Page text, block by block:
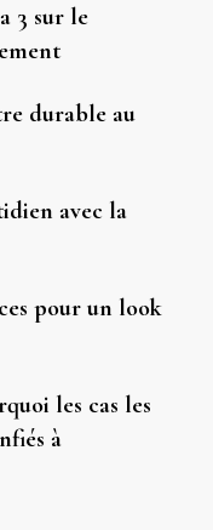
3 sur le
durable au
avec la
pour un look
les cas les
à